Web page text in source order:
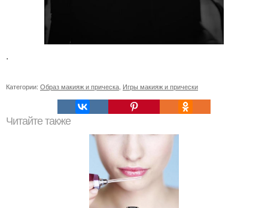
.
Категории: Образ макияж и прическа Игры макияж и прически
Читайте также